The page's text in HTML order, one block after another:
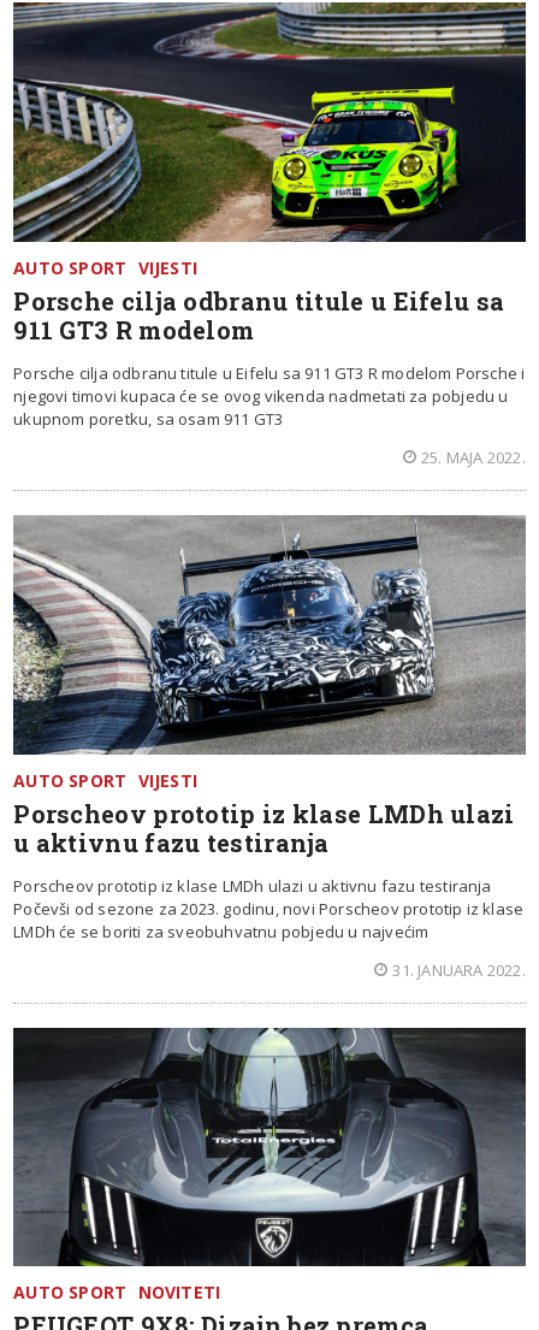
AUTO SPORT VIJESTI
Porsche cilja odbranu titule u Eifelu sa
911 GT3 R modelom
Porsche cilja odbranu titule u Eifelu sa 911 GT3 R modelom Porsche i
njegovi timovi kupaca će se ovog vikenda nadmetati za pobjedu u
ukupnom poretku, sa osam 911 GT3
25. MAJA 2022.
AUTO SPORT VIJESTI
Porscheov prototip iz klase LMDh ulazi
u aktivnu fazu testiranja
Porscheov prototip iz klase LMDh ulazi u aktivnu fazu testiranja
Počevši od sezone za 2023. godinu, novi Porscheov prototip iz klase
LMDh će se boriti za sveobuhvatnu pobjedu u najvećim
31. JANUARA 2022.
AUTO SPORT NOVITETI